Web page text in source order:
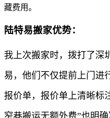
藏费用。
陆特易搬家优势：
我上次搬家时，拨打了深
易，他们不仅提前上门进
报价单，报价单上清晰标
窄巷搬运无额外费”也明